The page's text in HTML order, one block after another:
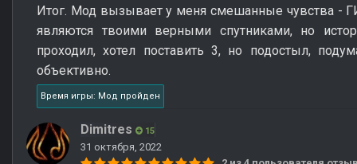
Итог. Мод вызывает у меня смешанные чувства -
являются твоими верными спутниками, но
проходил, хотел поставить 3, но подостыл,
объективно.
Время игры: Мод пройден
Dimitres 15
31 октября, 2022